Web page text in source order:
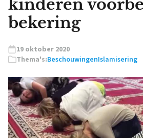
kinderen
bekering
19 oktober 2020
Thema's:BeschouwingenIslamisering